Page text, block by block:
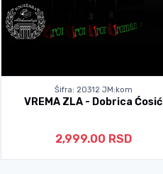
Šifra: 20312 JM:kom
VREMA ZLA - Dobrica Ćosić
2,999.00 RSD